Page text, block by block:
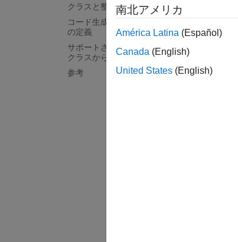
クラスと整合性がないコード生成機能
コード生成のためのクラス プロパティ
の定義
サポートされない組み込みの MATLAB
クラスからの継承
参考
南北アメリカ
América Latina (Español)
Canada (English)
United States (English)